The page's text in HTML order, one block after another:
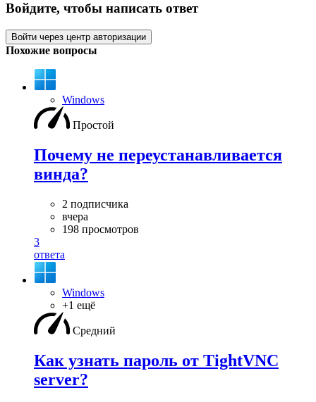
Войдите, чтобы написать ответ
Войти через центр авторизации
Похожие вопросы
Windows
Простой
Почему не переустанавливается
винда?
2 подписчика
вчера
198 просмотров
3
ответа
Windows
+1 ещё
Средний
Как узнать пароль от TightVNC
server?